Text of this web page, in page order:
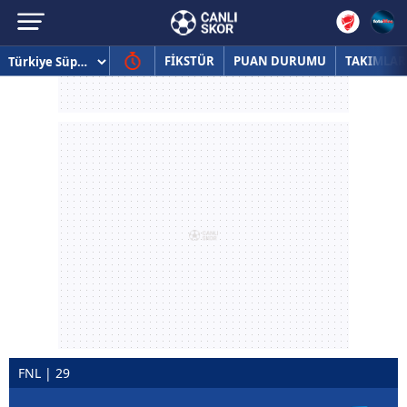
FİKSTÜR PUAN DURUMU TAKIMLAR
FNL | 29